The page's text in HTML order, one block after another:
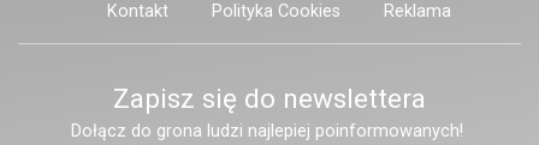
Kontakt Polityka Cookies Reklama
Zapisz się do newslettera
Dołącz do grona ludzi najlepiej poinformowanych!